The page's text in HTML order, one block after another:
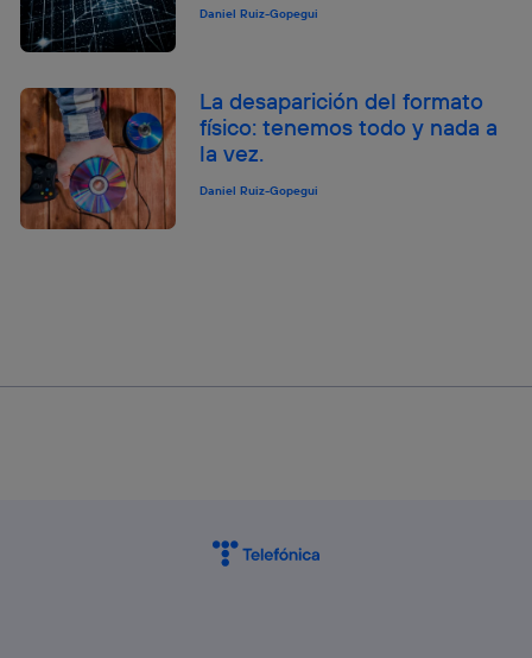
Daniel Ruiz-Gopegui
La desaparición del formato
físico: tenemos todo y nada a
la vez.
Daniel Ruiz-Gopegui